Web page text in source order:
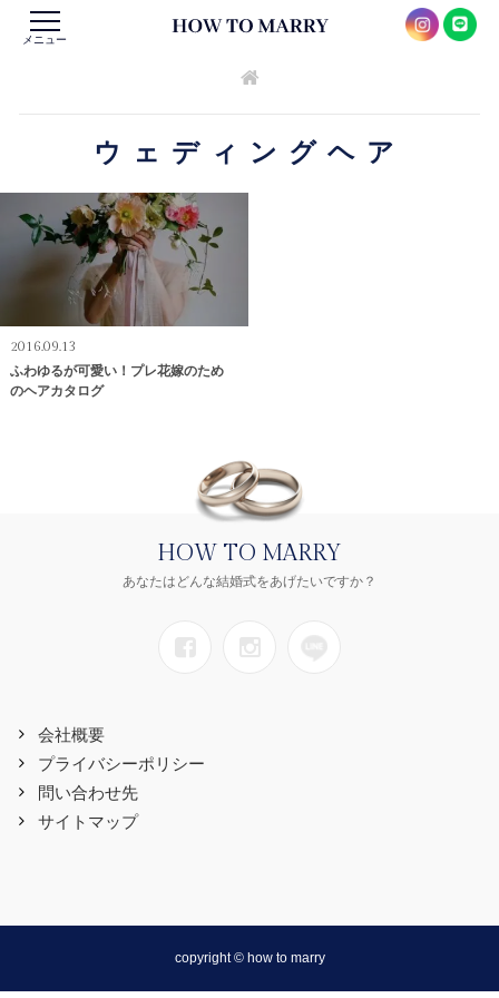
メニュー
ウェディングヘア
2016.09.13
ふわゆるが可愛い！プレ花嫁のため
のヘアカタログ
HOW TO MARRY
あなたはどんな結婚式をあげたいですか？
会社概要
プライバシーポリシー
問い合わせ先
サイトマップ
copyright © how to marry